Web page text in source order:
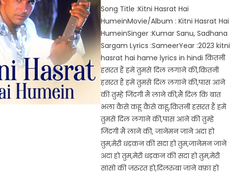
Song Title :Kitni Hasrat Hai
HumeinMovie/Album : Kitni Hasrat Hai
HumeinSinger :Kumar Sanu, Sadhana
Sargam Lyrics :SameerYear :2023 kitni
hasrat hai hame lyrics in hindi कितनी
हसरत हैं हमें तुमसे दिल लगाने की,कितनी
हसरत हैं हमें तुमसे दिल लगाने की,पास आने
की तुम्हे जिंदगी मैं लाने की,मैं दिल कि बात
भला कैसे कहू कैसे कहू,कितनी हसरत हैं हमें
तुमसे दिल लगाने की,पास आने की तुम्हे
जिंदगी मैं लाने की, जानेमन जाने अदा हो
तुम,मेरी धड़कन की सदा हो तुम,जानेमन जाने
अदा हो तुम,मेरी धड़कन की सदा हो तुम,मेरी
सांसो की जरुरत हो,दिलरुबा जाने वफ़ा हो